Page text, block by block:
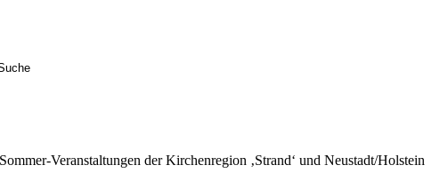
Sommer-Veranstaltungen der Kirchenregion ‚Strand‘ und Neustadt/Holstein